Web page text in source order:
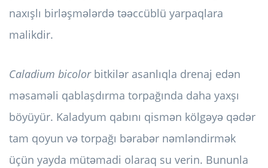
naxışlı birləşmələrdə təəccüblü yarpaqlara
malikdir.
Caladium bicolorbitkilər asanlıqla drenaj edən
məsaməli qablaşdırma torpağında daha yaxşı
böyüyür. Kaladyum qabını qismən kölgəyə qədər
tam qoyun və torpağı bərabər nəmləndirmək
üçün yayda mütəmadi olaraq su verin. Bununla